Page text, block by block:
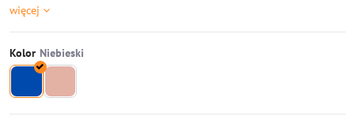
więcej
Kolor